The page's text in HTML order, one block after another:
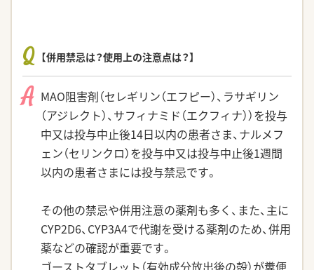
Q 【併用禁忌は？使用上の注意点は？】
A MAO阻害剤（セレギリン（エフピー）、ラサギリン
（アジレクト）、サフィナミド（エクフィナ））を投与
中又は投与中止後14日以内の患者さま、ナルメフ
ェン（セリンクロ）を投与中又は投与中止後1週間
以内の患者さまには投与禁忌です。
その他の禁忌や併用注意の薬剤も多く、また、主に
CYP2D6、CYP3A4で代謝を受ける薬剤のため、併用
薬などの確認が重要です。
ゴーストタブレット（有効成分放出後の殻）が糞便